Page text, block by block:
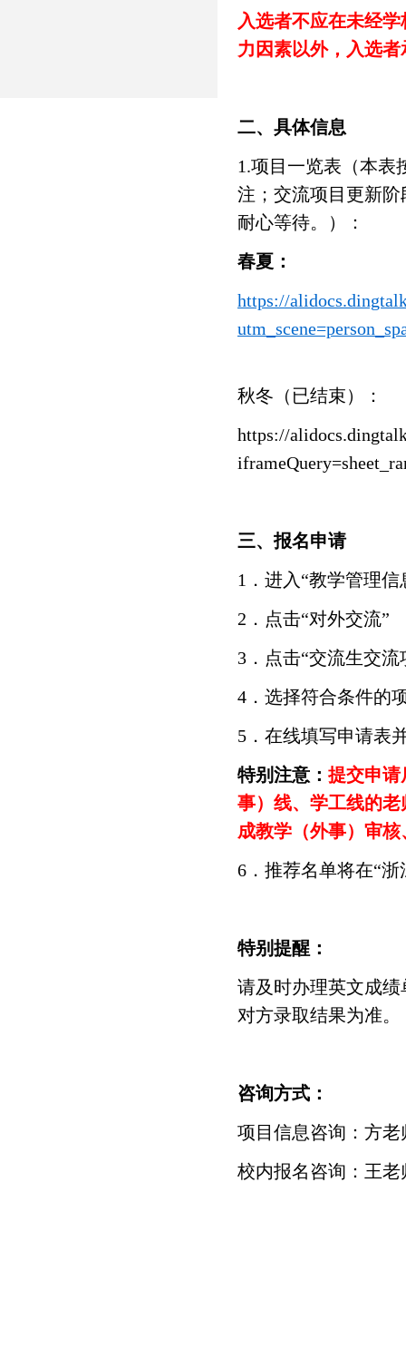
入选者不应在未经
力因素以外，入选
二、具体信息
1.项目一览表（本表
注；交流项目更新
耐心等待。）：
春夏：
https://
秋冬（已结束）：
https://
三、报名申请
1．进入“教学管理
2．点击“对外交流”
3．点击“交流生交流
4．选择符合条件的
5．在线填写申请表
特别注意： 提交申请
事）线、学工线的
成教学（外事）审
6．推荐名单将在“
特别提醒：
请及时办理英文成
对方录取结果为准。
咨询方式：
项目信息咨询：方老
校内报名咨询：王老